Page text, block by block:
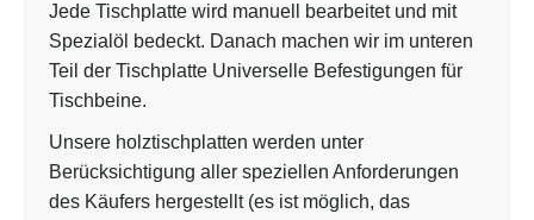
Jede Tischplatte wird manuell bearbeitet und mit
Spezialöl bedeckt. Danach machen wir im unteren
Teil der Tischplatte Universelle Befestigungen für
Tischbeine.
Unsere holztischplatten werden unter
Berücksichtigung aller speziellen Anforderungen
des Käufers hergestellt (es ist möglich, das